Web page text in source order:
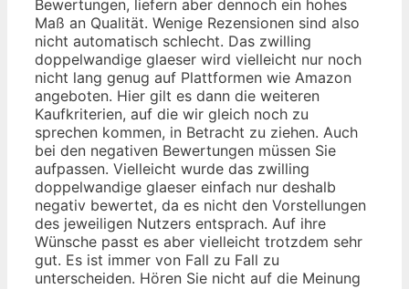
Bewertungen, liefern aber dennoch ein hohes
Maß an Qualität. Wenige Rezensionen sind also
nicht automatisch schlecht. Das zwilling
doppelwandige glaeser wird vielleicht nur noch
nicht lang genug auf Plattformen wie Amazon
angeboten. Hier gilt es dann die weiteren
Kaufkriterien, auf die wir gleich noch zu
sprechen kommen, in Betracht zu ziehen. Auch
bei den negativen Bewertungen müssen Sie
aufpassen. Vielleicht wurde das zwilling
doppelwandige glaeser einfach nur deshalb
negativ bewertet, da es nicht den Vorstellungen
des jeweiligen Nutzers entsprach. Auf ihre
Wünsche passt es aber vielleicht trotzdem sehr
gut. Es ist immer von Fall zu Fall zu
unterscheiden. Hören Sie nicht auf die Meinung